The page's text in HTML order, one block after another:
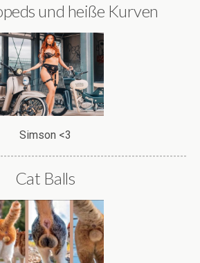
und heiße Kurven
Simson <3
Cat Balls